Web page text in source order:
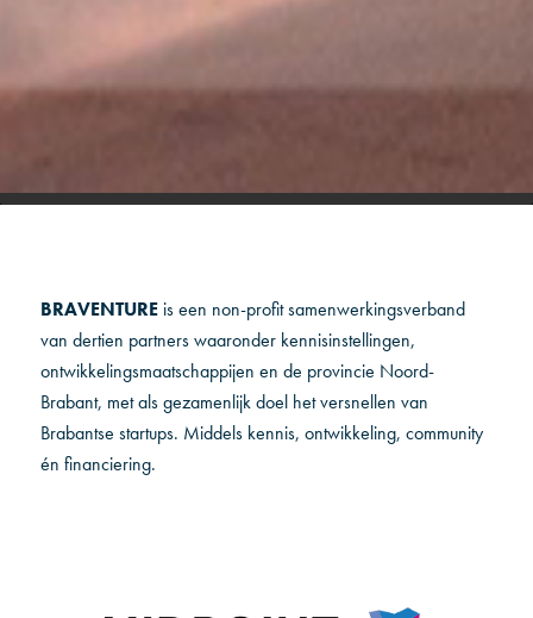
BRAVENTURE is een non-profit samenwerkingsverband
van dertien partners waaronder kennisinstellingen,
ontwikkelingsmaatschappijen en de provincie Noord-
Brabant, met als gezamenlijk doel het versnellen van
Brabantse startups. Middels kennis, ontwikkeling, community
én financiering.